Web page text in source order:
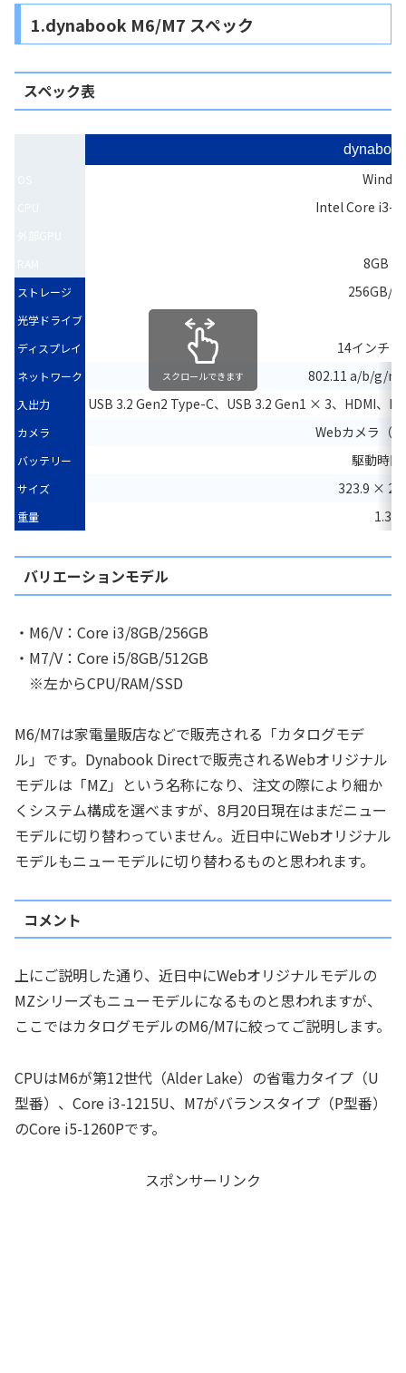
1.dynabook M6/M7 スペック
スペック表
Intel Core i3-
8GB（
ストレージ 256GB/
光学ドライブ
ディスプレイ 14インチ
ネットワーク 802.11 a/b/g/n/
入出力 USB 3.2 Gen2 Type-C、USB 3.2 Gen1 × 3、HDMI、
カメラ Webカメラ（
バッテリー 駆動時
サイズ 323.9 ×
重量
スクロールできます
バリエーションモデル
・M6/V：Core i3/8GB/256GB
・M7/V：Core i5/8GB/512GB
※左からCPU/RAM/SSD
M6/M7は家電量販店などで販売される「カタログモデ
ル」です。Dynabook Directで販売されるWebオリジナル
モデルは「MZ」という名称になり、注文の際により細か
くシステム構成を選べますが、8月20日現在はまだニュー
モデルに切り替わっていません。近日中にWebオリジナル
モデルもニューモデルに切り替わるものと思われます。
コメント
上にご説明した通り、近日中にWebオリジナルモデルの
MZシリーズもニューモデルになるものと思われますが、
ここではカタログモデルのM6/M7に絞ってご説明します。
CPUはM6が第12世代（Alder Lake）の省電力タイプ（U
型番）、Core i3-1215U、M7がバランスタイプ（P型番）
のCore i5-1260Pです。
スポンサーリンク